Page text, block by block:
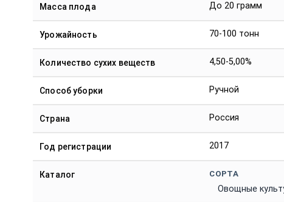
Масса плода До 20 грамм
Урожайность 70-100 тонн
Количество сухих веществ 4,50-5,00%
Способ уборки Ручной
Страна Россия
Год регистрации 2017
Каталог СОРТА
Овощные